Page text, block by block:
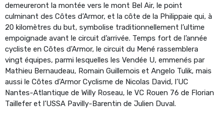
demeureront la montée vers le mont Bel Air, le point
culminant des Côtes d’Armor, et la côte de la Philippaie qui, à
20 kilomètres du but, symbolise traditionnellement l’ultime
empoignade avant le circuit d’arrivée. Temps fort de l’année
cycliste en Côtes d’Armor, le circuit du Mené rassemblera
vingt équipes, parmi lesquelles les Vendée U, emmenés par
Mathieu Bernaudeau, Romain Guillemois et Angelo Tulik, mais
aussi le Côtes d’Armor Cyclisme de Nicolas David, l’UC
Nantes-Atlantique de Willy Roseau, le VC Rouen 76 de Florian
Taillefer et l’USSA Pavilly-Barentin de Julien Duval.